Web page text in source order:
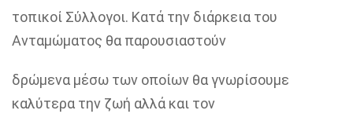
τοπικοί Σύλλογοι. Κατά την διάρκεια του
Ανταμώματος θα παρουσιαστούν
δρώμενα μέσω των οποίων θα γνωρίσουμε
καλύτερα την ζωή αλλά και τον